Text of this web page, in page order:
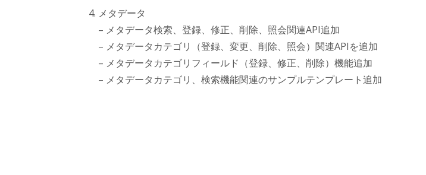
メタデータ
– メタデータ検索、登録、修正、削除、照会関連API追加
– メタデータカテゴリ（登録、変更、削除、照会）関連APIを追加
– メタデータカテゴリフィールド（登録、修正、削除）機能追加
– メタデータカテゴリ、検索機能関連のサンプルテンプレート追加